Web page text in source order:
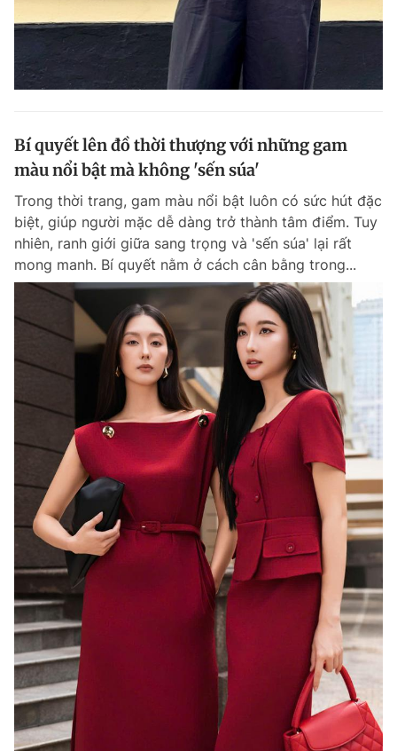
Bí quyết lên đồ thời thượng với những gam
màu nổi bật mà không 'sến súa'
Trong thời trang, gam màu nổi bật luôn có sức hút đặc
biệt, giúp người mặc dễ dàng trở thành tâm điểm. Tuy
nhiên, ranh giới giữa sang trọng và 'sến súa' lại rất
mong manh. Bí quyết nằm ở cách cân bằng trong...